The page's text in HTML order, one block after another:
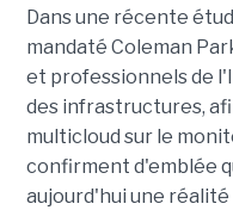
Dans une récente
mandaté Coleman
et professionnels de
des infrastructures,
multicloud sur le
confirment d'emblée
aujourd'hui une réalité